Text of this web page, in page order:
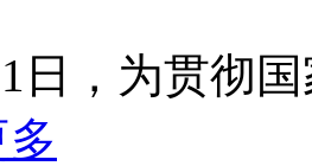
日，为贯彻